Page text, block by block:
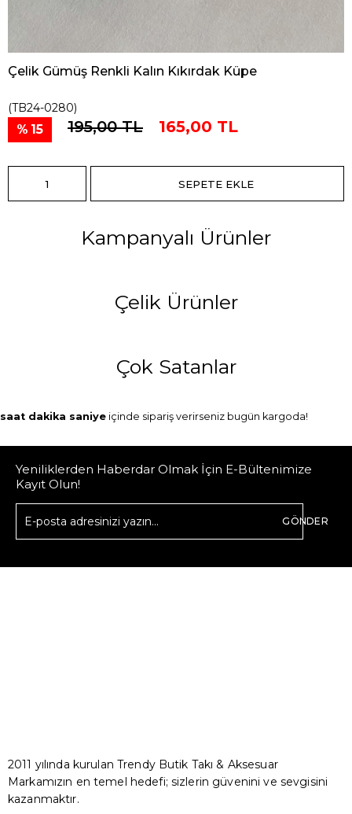
Çelik Gümüş Renkli Kalın Kıkırdak Küpe
(TB24-0280)
15 195,00 TL 165,00 TL
Kampanyalı Ürünler
Çelik Ürünler
Çok Satanlar
saat dakika saniye içinde sipariş verirseniz bugün kargoda!
Yeniliklerden Haberdar Olmak İçin E-Bültenimize
Kayıt Olun!
GÖNDER
2011 yılında kurulan Trendy Butik Takı & Aksesuar
Markamızın en temel hedefi; sizlerin güvenini ve sevgisini
kazanmaktır.